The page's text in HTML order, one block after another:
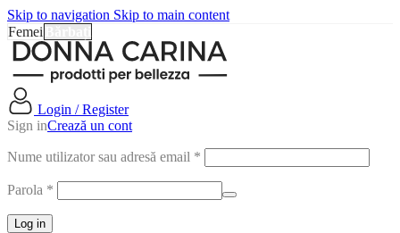
Skip to navigation Skip to main content
Femei
Login / Register
Sign inCrează un cont
Nume utilizator sau adresă email *
Parola *
Log in